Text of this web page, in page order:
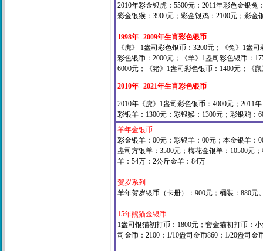
2010年彩金银虎： 5500元；2011年彩色金银兔
彩金银猴：3900元；彩金银鸡：2100元；彩金
1998年--2009年生肖彩色银币
《虎》 1盎司彩色银币：3200元；《兔》1盎
彩色银币：2000元；《羊》1盎司彩色银币：
6000元；《猪》1盎司彩色银币：1400元；《
2010年--2021年生肖彩色银币
2010年《虎》1盎司彩色银币：4000元；2011
彩银羊：1300元；彩银猴：1300元；彩银鸡：
羊年金银币
彩金银羊：00元；彩银羊：00元；本金银羊：
盎司方银羊：3500元；梅花金银羊：10500元
羊：54万；2公斤金羊：84万
贺岁系列
羊年贺岁银币（卡册）：900元；桶装：880元
15年熊猫金银币
1盎司银猫初打币：1800元；套金猫初打币：
司金币：2100；1/10盎司金币860；1/20盎司